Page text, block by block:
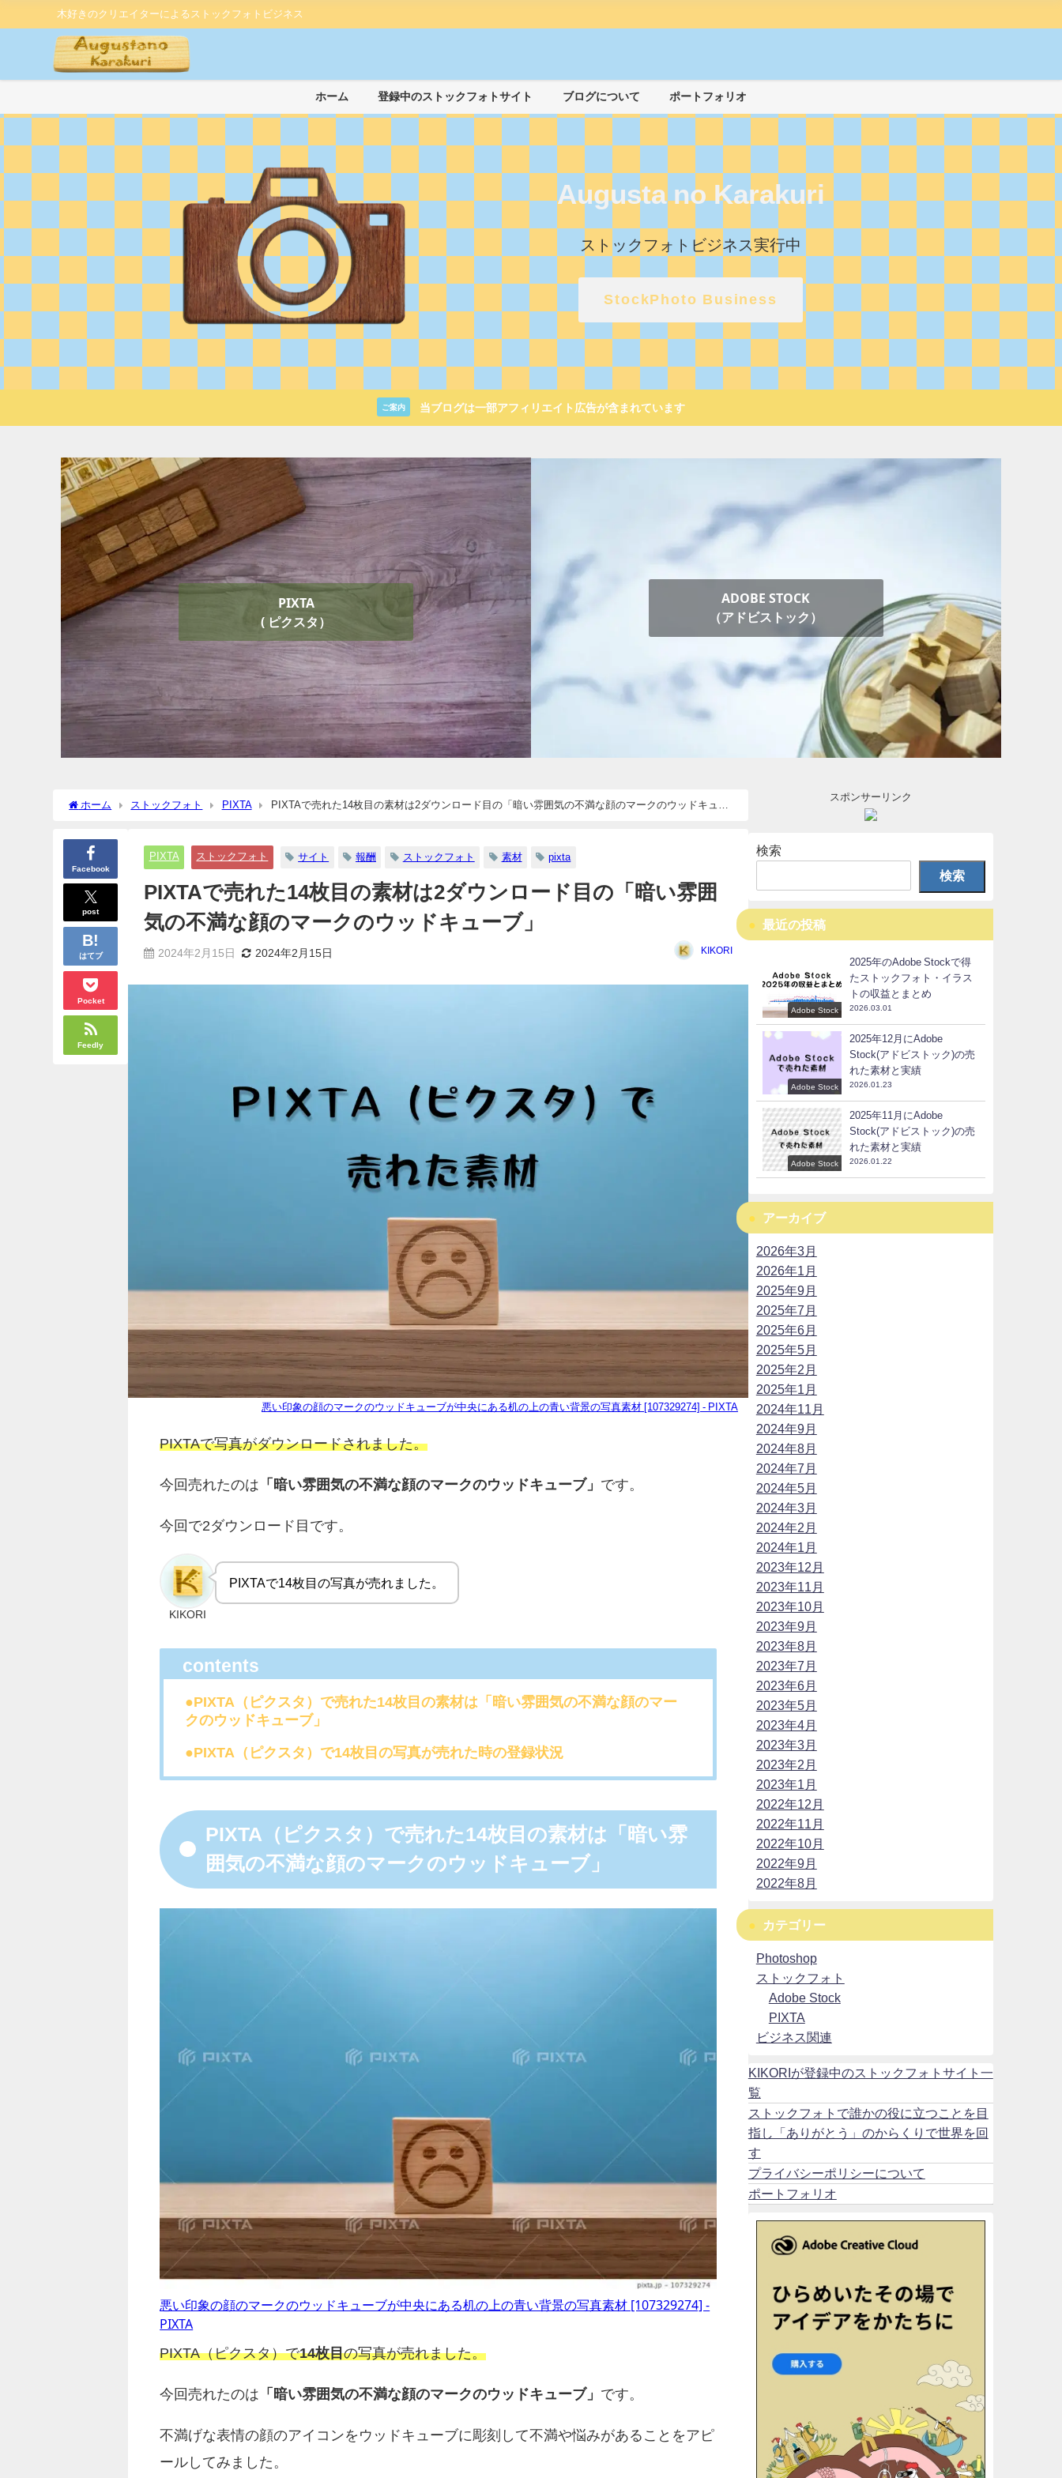
木好きのクリエイターによるストックフォトビジネス
ホーム 登録中のストックフォトサイト ブログについて ポートフォリオ
Augusta no Karakuri
ストックフォトビジネス実行中
StockPhoto Business
ご案内 当ブログは一部アフィリエイト広告が含まれています
PIXTA
( ピクスタ）
ADOBE STOCK
（アドビストック）
ホーム ストックフォト PIXTA
PIXTAで売れた14枚目の素材は2ダウンロード目の「暗い雰囲気の不満な顔のマークのウッドキュー
Facebook
post
はてブ
Pocket
Feedly
PIXTA ストックフォト サイト 報酬 ストックフォト 素材 pixta
PIXTAで売れた14枚目の素材は2ダウンロード目の「暗い雰囲
気の不満な顔のマークのウッドキューブ」
2024年2月15日 2024年2月15日 KIKORI
悪い印象の顔のマークのウッドキューブが中央にある机の上の青い背景の写真素材 [107329274] - PIXTA
PIXTAで写真がダウンロードされました。
今回売れたのは 「暗い雰囲気の不満な顔のマークのウッドキューブ」 です。
今回で2ダウンロード目です。
KIKORI
PIXTAで14枚目の写真が売れました。
contents
●PIXTA（ピクスタ）で売れた14枚目の素材は「暗い雰囲気の不満な顔のマー
クのウッドキューブ」
●PIXTA（ピクスタ）で14枚目の写真が売れた時の登録状況
PIXTA（ピクスタ）で売れた14枚目の素材は「暗い雰
囲気の不満な顔のマークのウッドキューブ」
悪い印象の顔のマークのウッドキューブが中央にある机の上の青い背景の写真素材 [107329274] -
PIXTA
PIXTA（ピクスタ）で14枚目の写真が売れました。
今回売れたのは 「暗い雰囲気の不満な顔のマークのウッドキューブ」 です。
不満げな表情の顔のアイコンをウッドキューブに彫刻して不満や悩みがあることをアピ
ールしてみました。
スポンサーリンク
検索
検索
最近の投稿
Adobe Stock
2025年のAdobe Stockで得
たストックフォト・イラス
トの収益とまとめ
2026.03.01
Adobe Stock
2025年12月にAdobe
Stock(アドビストック)の売
れた素材と実績
2026.01.23
Adobe Stock
2025年11月にAdobe
Stock(アドビストック)の売
れた素材と実績
2026.01.22
アーカイブ
2026年3月
2026年1月
2025年9月
2025年7月
2025年6月
2025年5月
2025年2月
2025年1月
2024年11月
2024年9月
2024年8月
2024年7月
2024年5月
2024年3月
2024年2月
2024年1月
2023年12月
2023年11月
2023年10月
2023年9月
2023年8月
2023年7月
2023年6月
2023年5月
2023年4月
2023年3月
2023年2月
2023年1月
2022年12月
2022年11月
2022年10月
2022年9月
2022年8月
カテゴリー
Photoshop
ストックフォト
Adobe Stock
PIXTA
ビジネス関連
KIKORIが登録中のストックフォトサイト一
覧
ストックフォトで誰かの役に立つことを目
指し「ありがとう」のからくりで世界を回
す
プライバシーポリシーについて
ポートフォリオ